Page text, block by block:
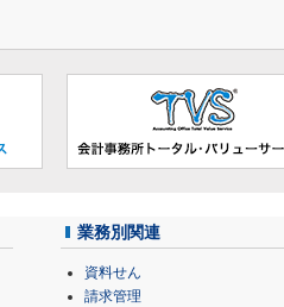
業務別関連
資料せん
請求管理